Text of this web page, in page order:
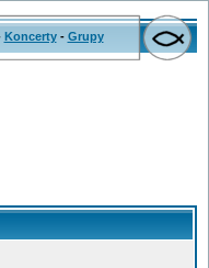
Koncerty- Grupy